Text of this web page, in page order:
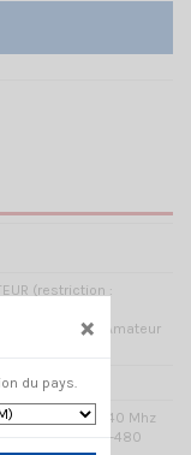
(restriction :
Radio Amateur
146 Mhz / 430-440 Mhz
174 Mhz / 400-480
×
du pays.